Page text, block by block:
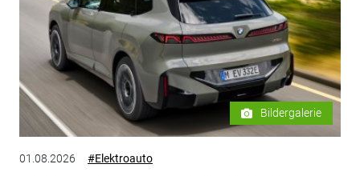
Bildergalerie
01.08.2026 #Elektroauto